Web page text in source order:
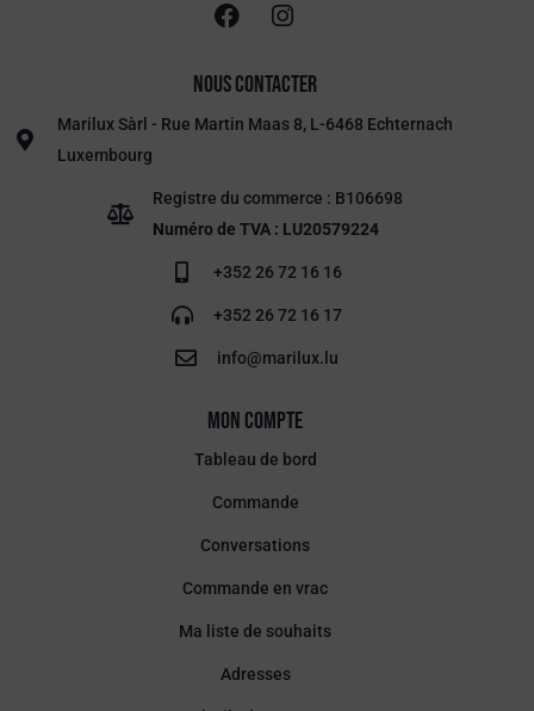
Nous contacter
Marilux Sàrl - Rue Martin Maas 8, L-6468 Echternach
Luxembourg
Registre du commerce : B106698
Numéro de TVA : LU20579224
+352 26 72 16 16
+352 26 72 16 17
info@marilux.lu
Mon compte
Tableau de bord
Commande
Conversations
Commande en vrac
Ma liste de souhaits
Adresses